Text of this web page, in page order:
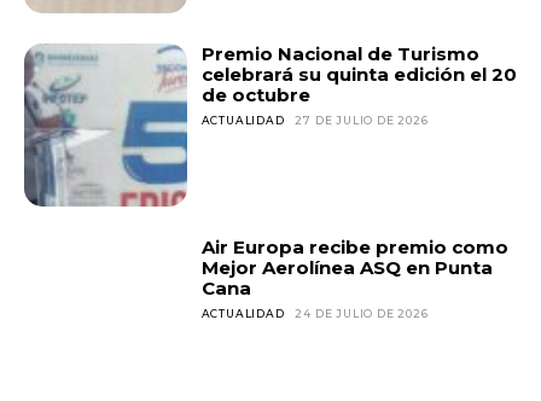
Premio Nacional de Turismo
celebrará su quinta edición el 20
de octubre
ACTUALIDAD 27 DE JULIO DE 2026
Air Europa recibe premio como
Mejor Aerolínea ASQ en Punta
Cana
ACTUALIDAD 24 DE JULIO DE 2026